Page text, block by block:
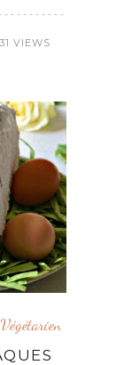
VIEWS
Végétarien